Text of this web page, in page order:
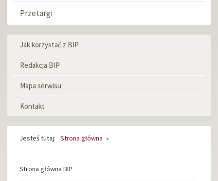
Przetargi
Menu
Jak korzystać z BIP
Redakcja BIP
Mapa serwisu
Kontakt
Jesteś tutaj: Strona główna »
Strona
Strona główna BIP